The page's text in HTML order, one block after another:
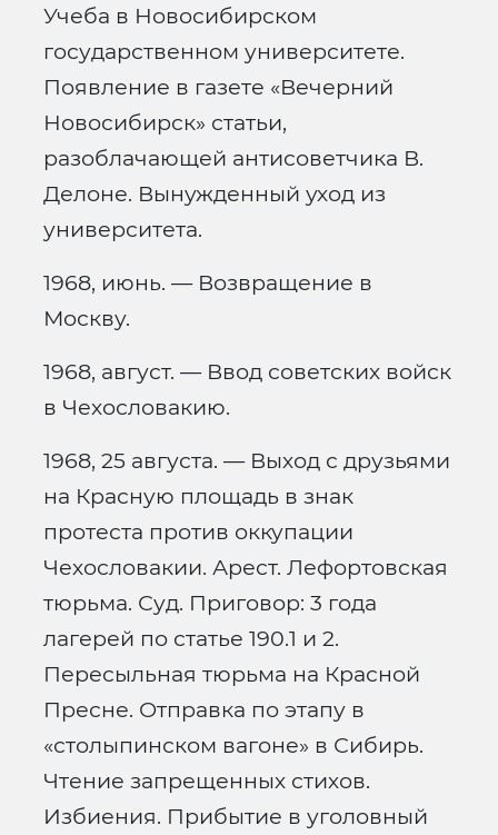
Учеба в Новосибирском
государственном университете.
Появление в газете «Вечерний
Новосибирск» статьи,
разоблачающей антисоветчика В.
Делоне. Вынужденный уход из
университета.
1968, июнь. — Возвращение в
Москву.
1968, август. — Ввод советских войск
в Чехословакию.
1968, 25 августа. — Выход с друзьями
на Красную площадь в знак
протеста против оккупации
Чехословакии. Арест. Лефортовская
тюрьма. Суд. Приговор: 3 года
лагерей по статье 190.1 и 2.
Пересыльная тюрьма на Красной
Пресне. Отправка по этапу в
«столыпинском вагоне» в Сибирь.
Чтение запрещенных стихов.
Избиения. Прибытие в уголовный